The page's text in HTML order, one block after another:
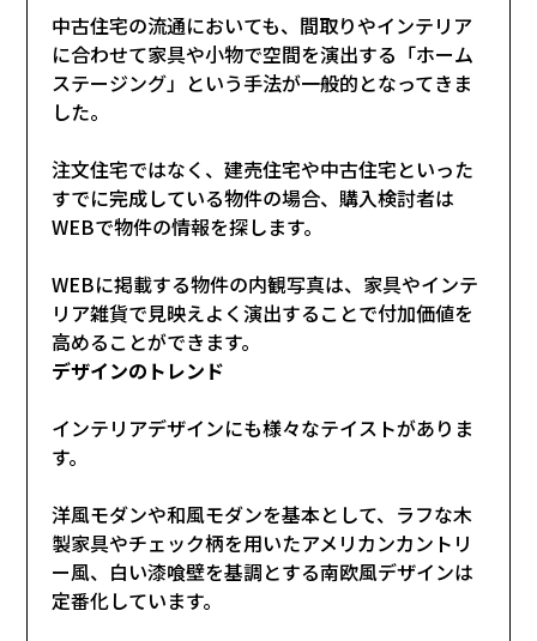
中古住宅の流通においても、間取りやインテリア
に合わせて家具や小物で空間を演出する「ホーム
ステージング」という手法が一般的となってきま
した。
注文住宅ではなく、建売住宅や中古住宅といった
すでに完成している物件の場合、購入検討者は
WEBで物件の情報を探します。
WEBに掲載する物件の内観写真は、家具やインテ
リア雑貨で見映えよく演出することで付加価値を
高めることができます。
デザインのトレンド
インテリアデザインにも様々なテイストがありま
す。
洋風モダンや和風モダンを基本として、ラフな木
製家具やチェック柄を用いたアメリカンカントリ
ー風、白い漆喰壁を基調とする南欧風デザインは
定番化しています。